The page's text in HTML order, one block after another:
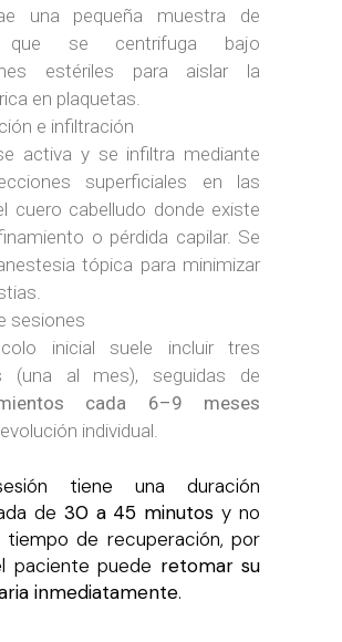
una pequeña muestra de
que se centrifuga bajo
estériles para aislar la
en plaquetas.
e infiltración
activa y se infiltra mediante
superficiales en las
cuero cabelludo donde existe
o pérdida capilar. Se
tópica para minimizar
sesiones
inicial suele incluir tres
(una al mes), seguidas de
cada 6–9 meses
individual.
tiene una duración
de 30 a 45 minutos y no
tiempo de recuperación, por
paciente puede retomar su
inmediatamente.